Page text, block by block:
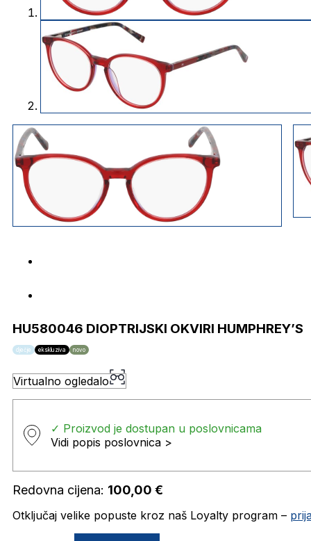
HU580046 DIOPTRIJSKI OKVIRI HUMPHREY’S
dječje ekskluziva novo
Virtualno ogledalo
✓ Proizvod je dostupan u poslovnicama
Vidi popis poslovnica >
Redovna cijena: 100,00 €
Otključaj velike popuste kroz naš Loyalty program –